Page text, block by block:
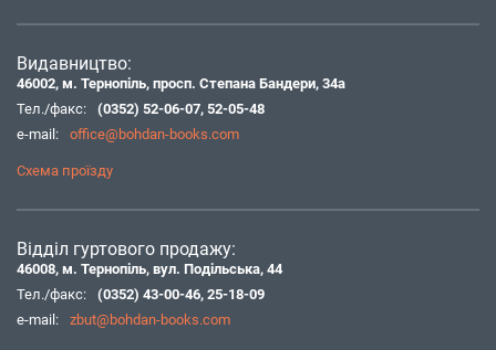
Видавництво:
46002, м. Тернопіль, просп. Степана Бандери, 34а
Тел./факс:
(0352) 52-06-07, 52-05-48
e-mail:
office@bohdan-books.com
Схема проїзду
Відділ гуртового продажу:
46008, м. Тернопіль, вул. Подільська, 44
Тел./факс:
(0352) 43-00-46, 25-18-09
e-mail:
zbut@bohdan-books.com